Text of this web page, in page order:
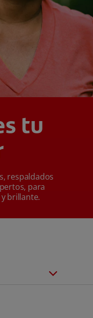
tu
respaldados
para
brillante.